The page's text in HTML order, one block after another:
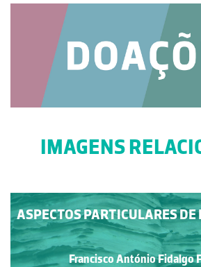
IMAGENS
ASPECTOS PARTICULARES DE
Francisco António Fidalgo